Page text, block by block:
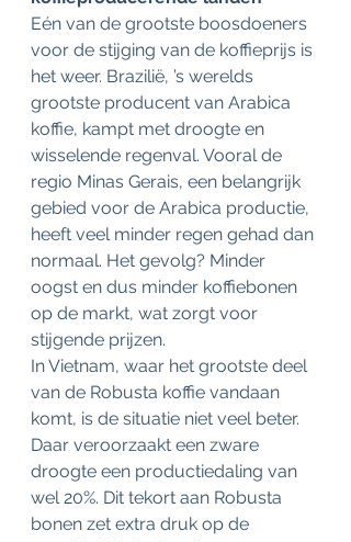
Eén van de grootste boosdoeners
voor de stijging van de koffieprijs is
het weer. Brazilië, ’s werelds
grootste producent van Arabica
koffie, kampt met droogte en
wisselende regenval. Vooral de
regio Minas Gerais, een belangrijk
gebied voor de Arabica productie,
heeft veel minder regen gehad dan
normaal. Het gevolg? Minder
oogst en dus minder koffiebonen
op de markt, wat zorgt voor
stijgende prijzen.
In Vietnam, waar het grootste deel
van de Robusta koffie vandaan
komt, is de situatie niet veel beter.
Daar veroorzaakt een zware
droogte een productiedaling van
wel 20%. Dit tekort aan Robusta
bonen zet extra druk op de